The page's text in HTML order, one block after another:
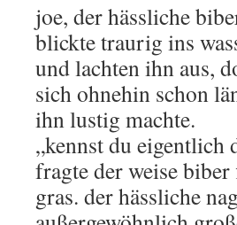
joe, der hässliche
blickte traurig ins
und lachten ihn aus,
sich ohnehin schon
ihn lustig machte.
„kennst du eigentlich
fragte der weise
gras. der hässliche